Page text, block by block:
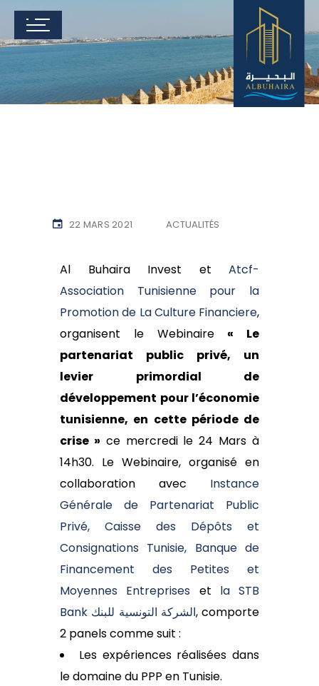
22 MARS 2021 ACTUALITÉS
Al Buhaira Invest et Atcf-
Association Tunisienne pour la
Promotion de La Culture Financiere,
organisent le Webinaire « Le
partenariat public privé, un
levier primordial de
développement pour l’économie
tunisienne, en cette période de
crise » ce mercredi le 24 Mars à
14h30. Le Webinaire, organisé en
collaboration avec Instance
Générale de Partenariat Public
Privé, Caisse des Dépôts et
Consignations Tunisie, Banque de
Financement des Petites et
Moyennes Entreprises et la STB
Bank الشركة التونسية للبنك, comporte
2 panels comme suit :
Les expériences réalisées dans
le domaine du PPP en Tunisie.